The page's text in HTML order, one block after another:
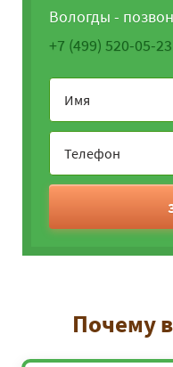
Вологды -
+7 (499) 520-05-23
Почему